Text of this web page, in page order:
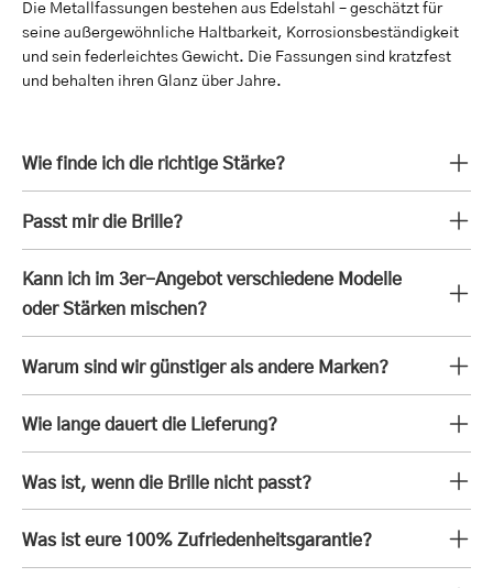
Die Metallfassungen bestehen aus Edelstahl – geschätzt für
seine außergewöhnliche Haltbarkeit, Korrosionsbeständigkeit
und sein federleichtes Gewicht. Die Fassungen sind kratzfest
und behalten ihren Glanz über Jahre.
Wie finde ich die richtige Stärke?
Passt mir die Brille?
Kann ich im 3er-Angebot verschiedene Modelle
oder Stärken mischen?
Warum sind wir günstiger als andere Marken?
Wie lange dauert die Lieferung?
Was ist, wenn die Brille nicht passt?
Was ist eure 100% Zufriedenheitsgarantie?